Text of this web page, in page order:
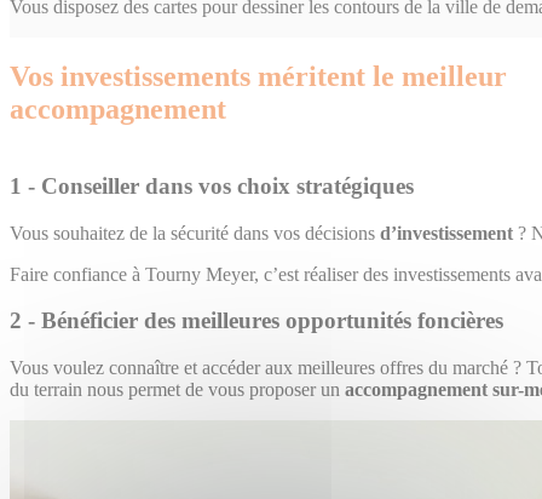
Vous disposez des cartes pour dessiner les contours de la ville de
Vos investissements méritent le meilleur
accompagnement
1 - Conseiller dans vos choix stratégiques
Vous souhaitez de la sécurité dans vos décisions d’investissement ?
Faire confiance à Tourny Meyer, c’est réaliser des investissements
2 - Bénéficier des meilleures opportunités foncières
Vous voulez connaître et accéder aux meilleures offres du marché ?
du terrain nous permet de vous proposer un accompagnement sur-